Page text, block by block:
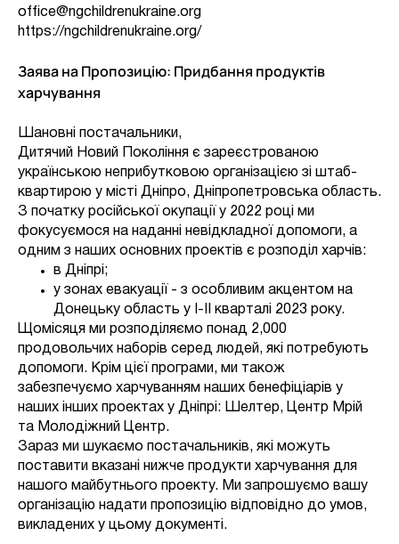
office@ngchildrenukraine.org
https://ngchildrenukraine.org/
Заява на Пропозицію: Придбання продуктів
харчування
Шановні постачальники,
Дитячий Новий Покоління є зареєстрованою
українською неприбутковою організацією зі штаб-
квартирою у місті Дніпро, Дніпропетровська область.
З початку російської окупації у 2022 році ми
фокусуємося на наданні невідкладної допомоги, а
одним з наших основних проектів є розподіл харчів:
в Дніпрі;
у зонах евакуації - з особливим акцентом на
Донецьку область у I-II кварталі 2023 року.
Щомісяця ми розподіляємо понад 2,000
продовольчих наборів серед людей, які потребують
допомоги. Крім цієї програми, ми також
забезпечуємо харчуванням наших бенефіціарів у
наших інших проектах у Дніпрі: Шелтер, Центр Мрій
та Молодіжний Центр.
Зараз ми шукаємо постачальників, які можуть
поставити вказані нижче продукти харчування для
нашого майбутнього проекту. Ми запрошуємо вашу
організацію надати пропозицію відповідно до умов,
викладених у цьому документі.